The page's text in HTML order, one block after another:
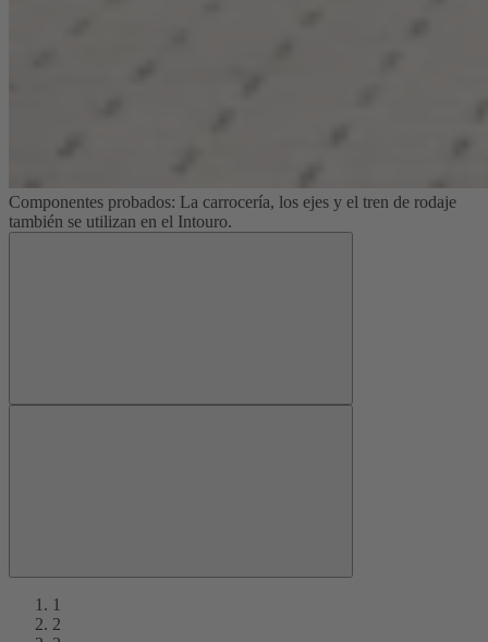
Componentes probados: La carrocería, los ejes y el tren de rodaje
también se utilizan en el Intouro.
1
2